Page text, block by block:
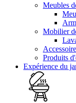
Meubles
Mobilier
Produits
Expérience du